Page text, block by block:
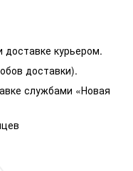
курьером.
доставки).
службами «Новая